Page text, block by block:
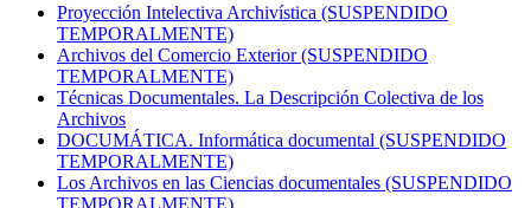
Proyección Intelectiva Archivística (SUSPENDIDO
TEMPORALMENTE)
Archivos del Comercio Exterior (SUSPENDIDO
TEMPORALMENTE)
Técnicas Documentales. La Descripción Colectiva de los
Archivos
DOCUMÁTICA. Informática documental (SUSPENDIDO
TEMPORALMENTE)
Los Archivos en las Ciencias documentales (SUSPENDIDO
TEMPORALMENTE)